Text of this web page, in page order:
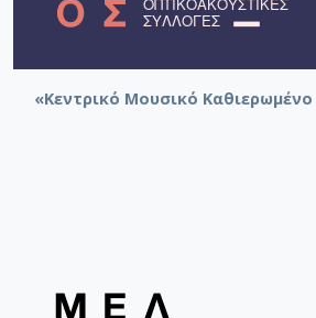
κοντραμπάσο και πιάνο
Καραντζής, Νεκτάριος. Coming
«Κεντρικό Μουσικό